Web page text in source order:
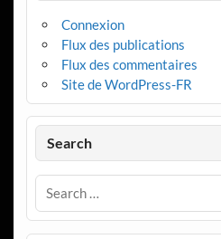
Connexion
Flux des publications
Flux des commentaires
Site de WordPress-FR
Search